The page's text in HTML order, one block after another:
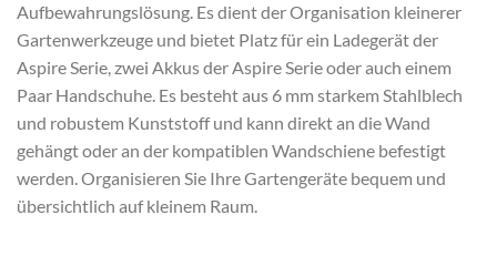
Aufbewahrungslösung. Es dient der Organisation kleinerer
Gartenwerkzeuge und bietet Platz für ein Ladegerät der
Aspire Serie, zwei Akkus der Aspire Serie oder auch einem
Paar Handschuhe. Es besteht aus 6 mm starkem Stahlblech
und robustem Kunststoff und kann direkt an die Wand
gehängt oder an der kompatiblen Wandschiene befestigt
werden. Organisieren Sie Ihre Gartengeräte bequem und
übersichtlich auf kleinem Raum.